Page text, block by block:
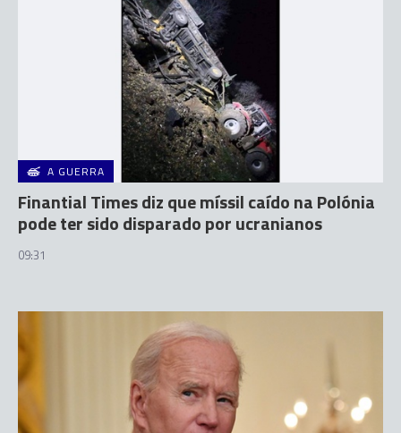
A GUERRA
Finantial Times diz que míssil caído na Polónia
pode ter sido disparado por ucranianos
09:31